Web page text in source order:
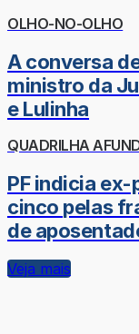
OLHO-NO-OLHO
A conversa
ministro da
e Lulinha
QUADRILHA
PF indicia ex-
cinco pelas
de
Veja mais